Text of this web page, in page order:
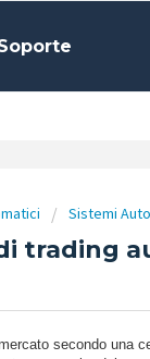
Sistemi
trading
secondo una